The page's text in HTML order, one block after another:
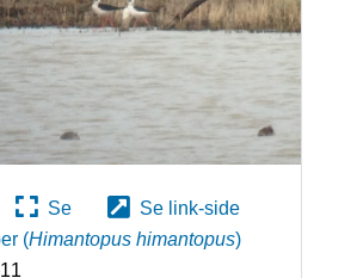
Se
Se link-side
(Himantopus himantopus)